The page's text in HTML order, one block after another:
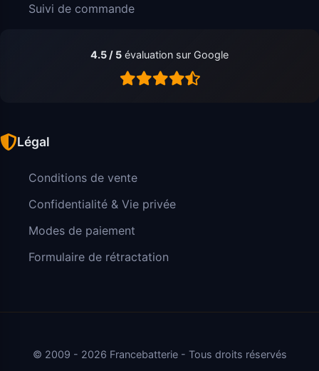
Suivi de commande
4.5 / 5 évaluation sur Google
Légal
Conditions de vente
Confidentialité & Vie privée
Modes de paiement
Formulaire de rétractation
© 2009 - 2026 Francebatterie - Tous droits réservés